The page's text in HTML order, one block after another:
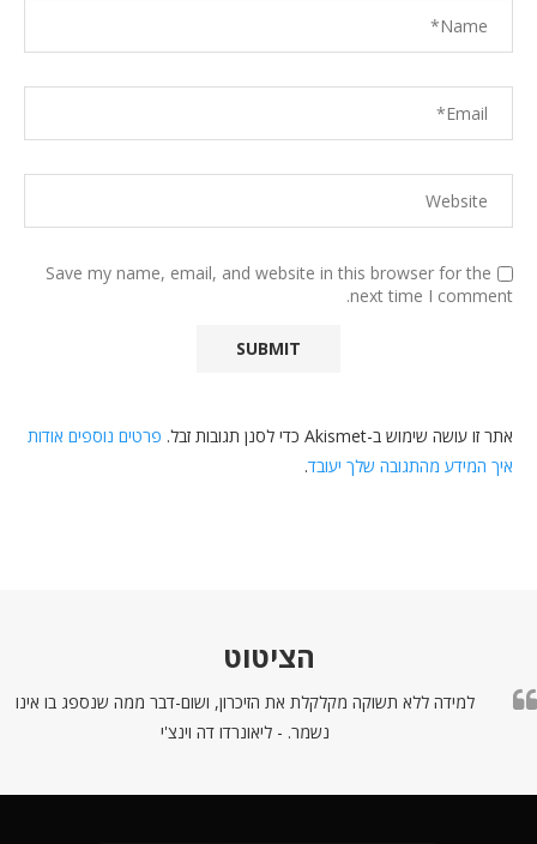
Save my name, email, and website in this browser for the
next time I comment.
אתר זו עושה שימוש ב-Akismet כדי לסנן תגובות זבל.
פרטים נוספים אודות
איך המידע מהתגובה שלך יעובד.
הציטוט
למידה ללא תשוקה מקלקלת את הזיכרון, ושום-דבר ממה שנספג בו אינו
נשמר. - ליאונרדו דה וינצ'י